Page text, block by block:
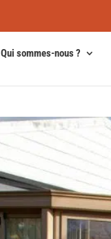
Qui sommes-nous ?